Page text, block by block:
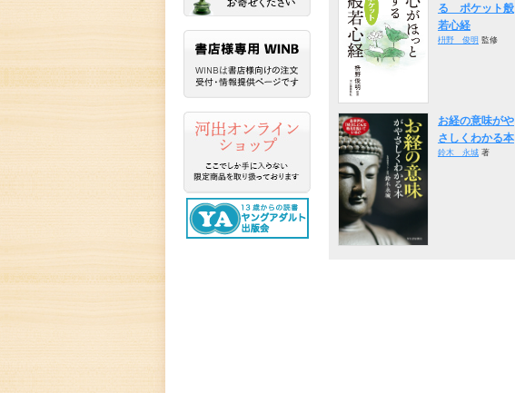
る ポケット般
若心経
枡野 俊明 監修
お経の意味がや
さしくわかる本
鈴木 永城 著